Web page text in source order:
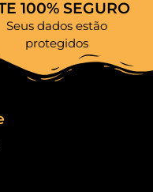
100% SEGURO
Seus dados estão
protegidos